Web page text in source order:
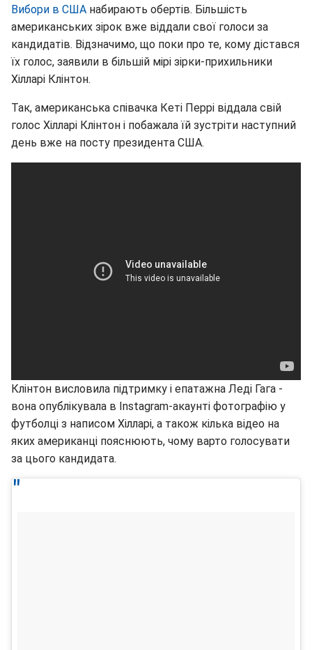
Вибори в США набирають обертів. Більшість
американських зірок вже віддали свої голоси за
кандидатів. Відзначимо, що поки про те, кому дістався
їх голос, заявили в більшій мірі зірки-прихильники
Хілларі Клінтон.
Так, американська співачка Кеті Перрі віддала свій
голос Хілларі Клінтон і побажала їй зустріти наступний
день вже на посту президента США.
Клінтон висловила підтримку і епатажна Леді Гага -
вона опублікувала в Instagram-акаунті фотографію у
футболці з написом Хілларі, а також кілька відео на
яких американці пояснюють, чому варто голосувати
за цього кандидата.